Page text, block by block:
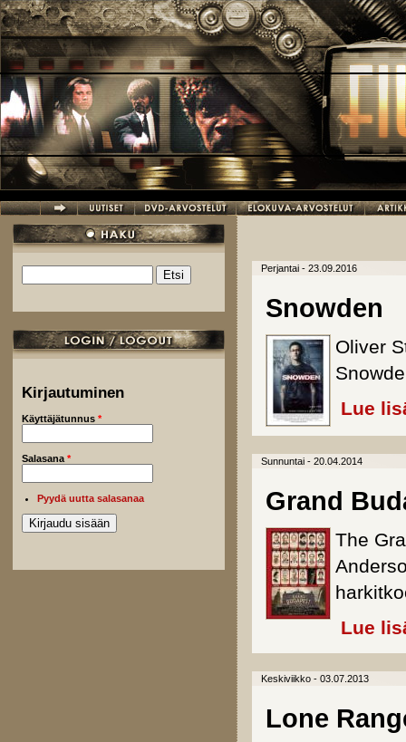
Hyppää pääsisältöön
Hakulomake
Kirjautuminen
Käyttäjätunnus *
Salasana *
Pyydä uutta salasanaa
Perjantai - 23.09.2016
Snowden
Oliver
Lue
Sunnuntai - 20.04.2014
Grand
The
Lue
Keskiviikko - 03.07.2013
Lone